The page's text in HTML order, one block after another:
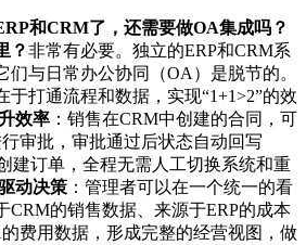
和CRM了，还需要做OA集成吗？
？非常有必要。独立的ERP和CRM系
们与日常办公协同（OA）是脱节的。
于打通流程和数据，实现“1+1>2”的效
效率 ：销售在CRM中创建的合同，可
审批，审批通过后状态自动回写
建订单，全程无需人工切换系统和重
动决策 ：管理者可以在一个统一的看
CRM的销售数据、来源于ERP的成本
费用数据，形成完整的经营视图，做